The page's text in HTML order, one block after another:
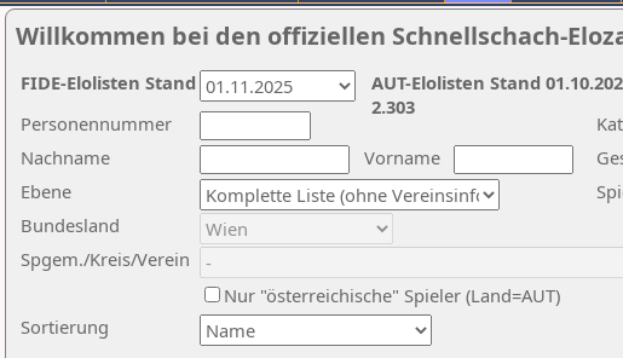
Willkommen bei den offiziellen Schnellschach-
Nachname
Vorname
Ebene
Sortierung
Personennummer
Bundesland
Spgem./Kreis/Verein
Nur "österreichische" Spieler (Land=AUT)
AUT-Elolisten Stand
2.303
FIDE-Elolisten Stand